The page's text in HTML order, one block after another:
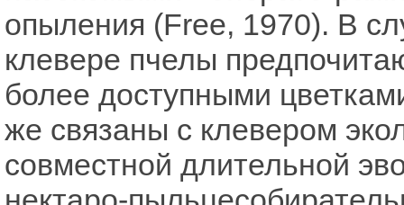
опыления (Free, 1970). В
клевере пчелы
более доступными
же связаны с клевером
совместной длительной